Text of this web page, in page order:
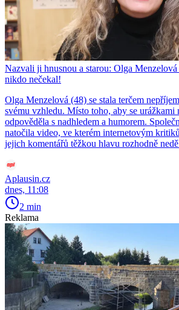
Nazvali ji hnusnou a starou: Olga
nikdo nečekal!
Olga Menzelová (48) se stala terčem
svému vzhledu. Místo toho, aby se urážkami
odpověděla s nadhledem a humorem.
natočila video, ve kterém internetovým
jejich komentářů těžkou hlavu rozhodně
Aplausin.cz
dnes, 11:08
2 min
Reklama